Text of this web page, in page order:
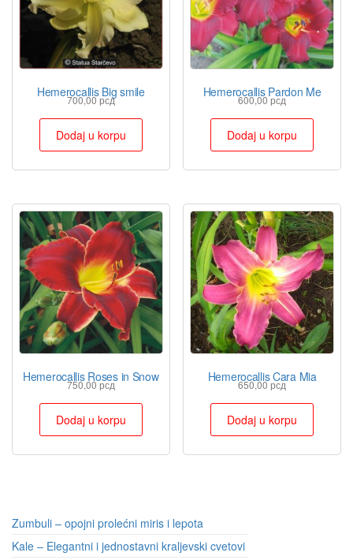
Hemerocallis Big smile
700,00рсд
Dodaj u korpu
Hemerocallis Pardon Me
600,00рсд
Dodaj u korpu
Hemerocallis Roses in Snow
750,00рсд
Dodaj u korpu
Hemerocallis Cara Mia
650,00рсд
Dodaj u korpu
Zumbuli – opojni prolećni miris i lepota
Kale – Elegantni i jednostavni kraljevski cvetovi